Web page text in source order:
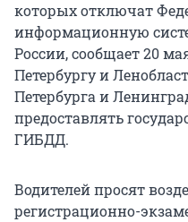
которых отключат
информационную
России, сообщает 20
Петербургу и
Петербурга и
предоставлять
ГИБДД.
Водителей просят
регистрационно-